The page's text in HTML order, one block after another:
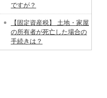
ですが？
【固定資産税】 土地・家屋
の所有者が死亡した場合の
手続きは？